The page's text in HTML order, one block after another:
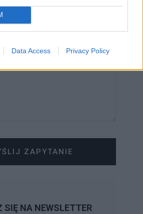
Data Access Privacy Policy
ZAPYTANIE
SIĘ NA NEWSLETTER